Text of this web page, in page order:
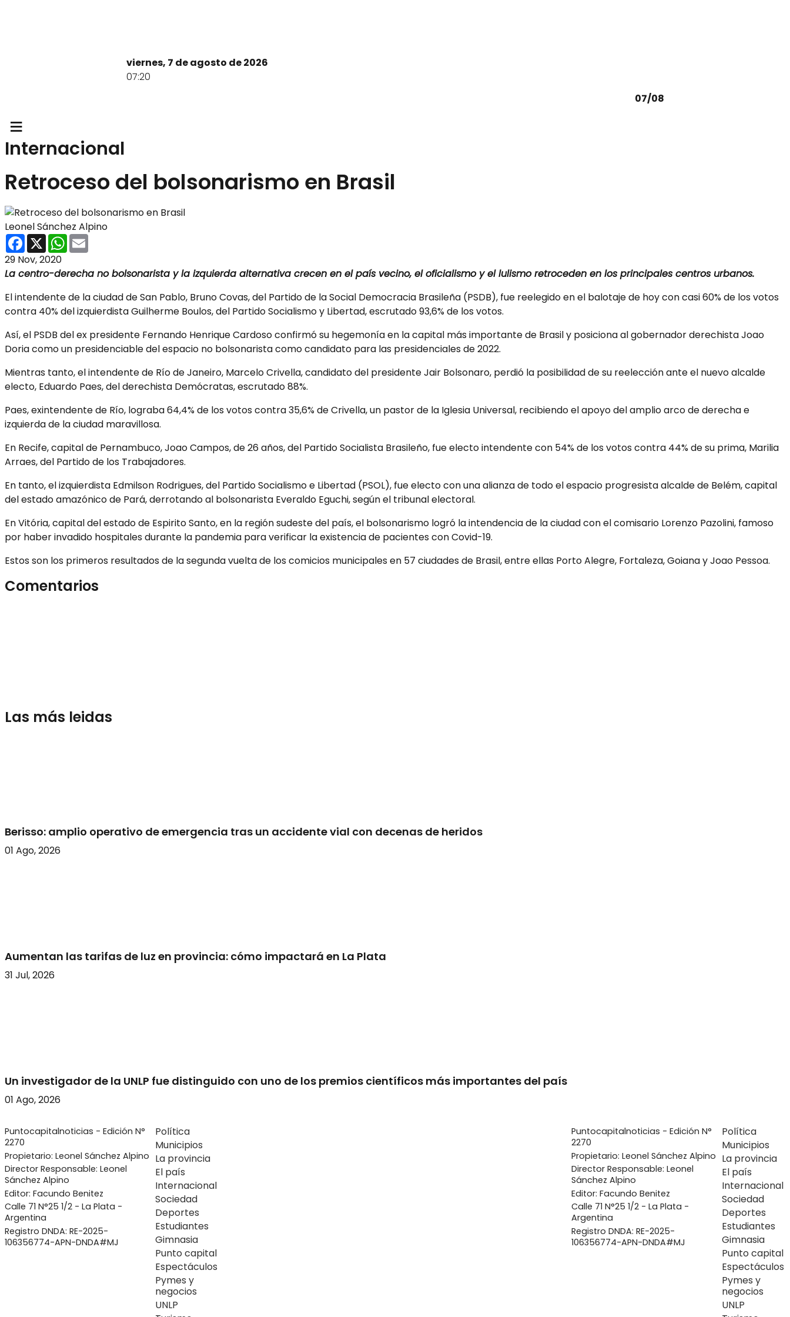
viernes, 7 de agosto de 2026
07:20
07/08
≡
Internacional
Retroceso del bolsonarismo en Brasil
Leonel Sánchez Alpino
Facebook
X WhatsApp
29 Nov, 2020
La centro-derecha no bolsonarista y la izquierda alternativa crecen en el país vecino, el oficialismo y el lulismo retroceden en los principales centros urbanos.
El intendente de la ciudad de San Pablo, Bruno Covas, del Partido de la Social Democracia Brasileña (PSDB), fue reelegido en el balotaje de hoy con casi 60% de los votos
contra 40% del izquierdista Guilherme Boulos, del Partido Socialismo y Libertad, escrutado 93,6% de los votos.
Así, el PSDB del ex presidente Fernando Henrique Cardoso confirmó su hegemonía en la capital más importante de Brasil y posiciona al gobernador derechista Joao
Doria como un presidenciable del espacio no bolsonarista como candidato para las presidenciales de 2022.
Mientras tanto, el intendente de Río de Janeiro, Marcelo Crivella, candidato del presidente Jair Bolsonaro, perdió la posibilidad de su reelección ante el nuevo alcalde
electo, Eduardo Paes, del derechista Demócratas, escrutado 88%.
Paes, exintendente de Río, lograba 64,4% de los votos contra 35,6% de Crivella, un pastor de la Iglesia Universal, recibiendo el apoyo del amplio arco de derecha e
izquierda de la ciudad maravillosa.
En Recife, capital de Pernambuco, Joao Campos, de 26 años, del Partido Socialista Brasileño, fue electo intendente con 54% de los votos contra 44% de su prima, Marilia
Arraes, del Partido de los Trabajadores.
En tanto, el izquierdista Edmilson Rodrigues, del Partido Socialismo e Libertad (PSOL), fue electo con una alianza de todo el espacio progresista alcalde de Belém, capital
del estado amazónico de Pará, derrotando al bolsonarista Everaldo Eguchi, según el tribunal electoral.
En Vitória, capital del estado de Espirito Santo, en la región sudeste del país, el bolsonarismo logró la intendencia de la ciudad con el comisario Lorenzo Pazolini, famoso
por haber invadido hospitales durante la pandemia para verificar la existencia de pacientes con Covid-19.
Estos son los primeros resultados de la segunda vuelta de los comicios municipales en 57 ciudades de Brasil, entre ellas Porto Alegre, Fortaleza, Goiana y Joao Pessoa.
Comentarios
Las más leidas
Berisso: amplio operativo de emergencia tras un accidente vial con decenas de heridos
01 Ago, 2026
Aumentan las tarifas de luz en provincia: cómo impactará en La Plata
31 Jul, 2026
Un investigador de la UNLP fue distinguido con uno de los premios científicos más importantes del país
01 Ago, 2026
Puntocapitalnoticias - Edición N°
2270
Propietario: Leonel Sánchez Alpino
Director Responsable: Leonel
Sánchez Alpino
Editor: Facundo Benitez
Calle 71 N°25 1/2 - La Plata -
Argentina
Registro DNDA: RE-2025-
106356774-APN-DNDA#MJ
Política
Municipios
La provincia
El país
Internacional
Sociedad
Deportes
Estudiantes
Gimnasia
Punto capital
Espectáculos
Pymes y
negocios
UNLP
Puntocapitalnoticias - Edición N°
2270
Propietario: Leonel Sánchez Alpino
Director Responsable: Leonel
Sánchez Alpino
Editor: Facundo Benitez
Calle 71 N°25 1/2 - La Plata -
Argentina
Registro DNDA: RE-2025-
106356774-APN-DNDA#MJ
Política
Municipios
La provincia
El país
Internacional
Sociedad
Deportes
Estudiantes
Gimnasia
Punto capital
Espectáculos
Pymes y
negocios
UNLP